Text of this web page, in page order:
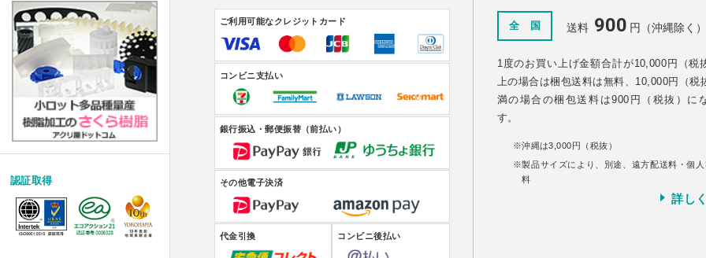
アクリルケース
フルオーダー
納期について
メールやホームページのエラー
認証取得
ご利用可能なクレジットカード
コンビニ支払い
銀行振込・郵便振替（前払い）
その他電子決済
代金引換 コンビニ後払い
全 国 送料 900 円（沖縄除く）
1度のお買い上げ金額合計が10,000円（税
上の場合は梱包送料は無料、10,000円（税
満の場合の梱包送料は900円（税抜）に
す。
沖縄は3,000円（税抜）
製品サイズにより、別途、遠方配送料・個人
料
詳し